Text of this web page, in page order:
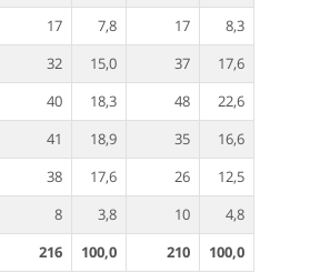
17 7,8 17
8,3
32 15,0 37
17,6
40 18,3 48
22,6
41 18,9 35
16,6
38 17,6 26
12,5
8 3,8 10
4,8
216 100,0 210
100,0